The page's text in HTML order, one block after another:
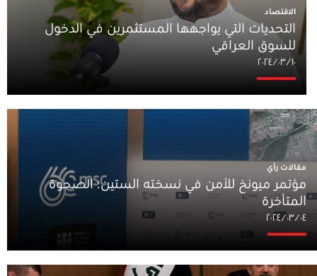
الاقتصاد
التحديات التي يواجهها المستثمرين في الدخول
للسوق العراقي
١٠‏/٠٣‏/٢٠٢٤
مقالات رأي
مؤتمر ميونخ للأمن في نسخته الستين: الصحوة
المتأخرة
٠٤‏/٠٣‏/٢٠٢٤